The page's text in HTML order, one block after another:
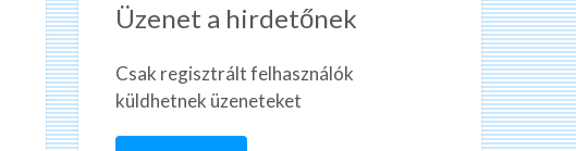
Üzenet a hirdetőnek
Csak regisztrált felhasználók
küldhetnek üzeneteket